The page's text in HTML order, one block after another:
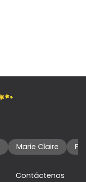
Marie Claire
Contáctenos